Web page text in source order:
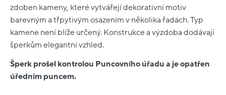
zdoben kameny, které vytvářejí dekorativní motiv
barevným a třpytivým osazením v několika řadách. Typ
kamene není blíže určený. Konstrukce a výzdoba dodávají
šperkům elegantní vzhled.
Šperk prošel kontrolou Puncovního úřadu a je opatřen
úředním puncem.